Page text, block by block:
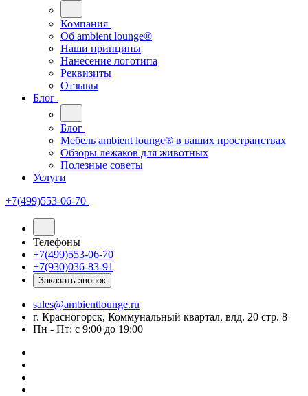
Компания
Oб ambient lounge®
Наши принципы
Нанесение логотипа
Реквизиты
Отзывы
Блог
Блог
Мебель ambient lounge® в ваших пространствах
Обзоры лежаков для животных
Полезные советы
Услуги
+7(499)553-06-70
Телефоны
+7(499)553-06-70
+7(930)036-83-91
Заказать звонок
sales@ambientlounge.ru
г. Красногорск, Коммунальный квартал, влд. 20 стр. 8
Пн - Пт: с 9:00 до 19:00